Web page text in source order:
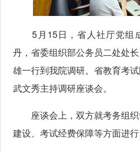
5月15日，省人社厅党组
丹，省委组织部公务员二处处
雄一行到我院调研。省教育考
武文秀主持调研座谈会。
座谈会上，双方就考务组织
建设、考试经费保障等方面进行